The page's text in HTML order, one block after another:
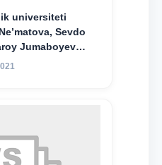
universiteti
Sevdo
Jumaboyeva
M.S.Vosiqova